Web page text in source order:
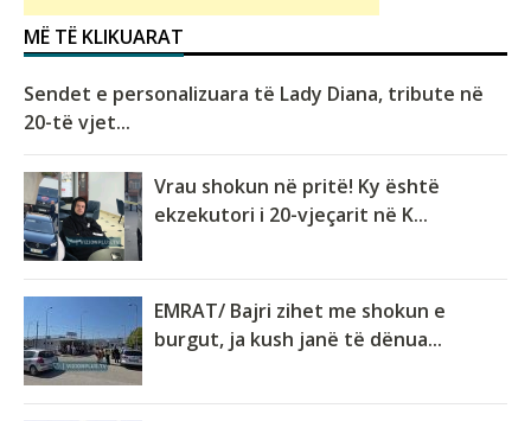
MË TË KLIKUARAT
Sendet e personalizuara të Lady Diana, tribute në
20-të vjet...
Vrau shokun në pritë! Ky është
ekzekutori i 20-vjeçarit në K...
EMRAT/ Bajri zihet me shokun e
burgut, ja kush janë të dënua...